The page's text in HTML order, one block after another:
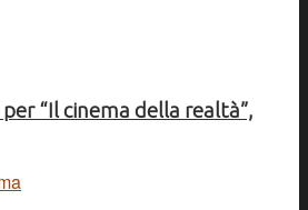
“Il cinema della realtà”,